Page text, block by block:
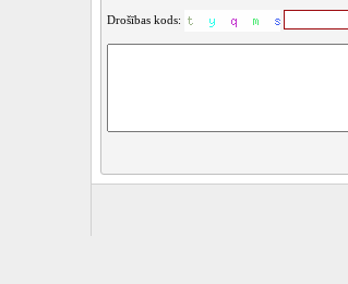
Drošības kods: